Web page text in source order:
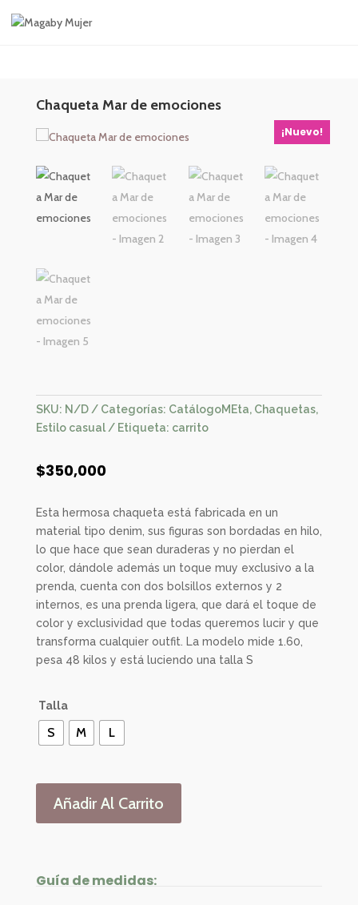
Chaqueta Mar de emociones
¡Nuevo!
SKU: N/D Categorías: CatálogoMEta, Chaquetas,
Estilo casual
Etiqueta: carrito
$350,000
Esta hermosa chaqueta está fabricada en un
material tipo denim, sus figuras son bordadas en hilo,
lo que hace que sean duraderas y no pierdan el
color, dándole además un toque muy exclusivo a la
prenda, cuenta con dos bolsillos externos y 2
internos, es una prenda ligera, que dará el toque de
color y exclusividad que todas queremos lucir y que
transforma cualquier outfit. La modelo mide 1.60,
pesa 48 kilos y está luciendo una talla S
Talla
S M L
Añadir Al Carrito
Guía de medidas: